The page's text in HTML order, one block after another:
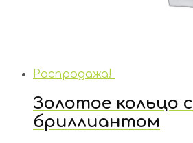
Распродажа!
Золотое кольцо с
бриллиантом